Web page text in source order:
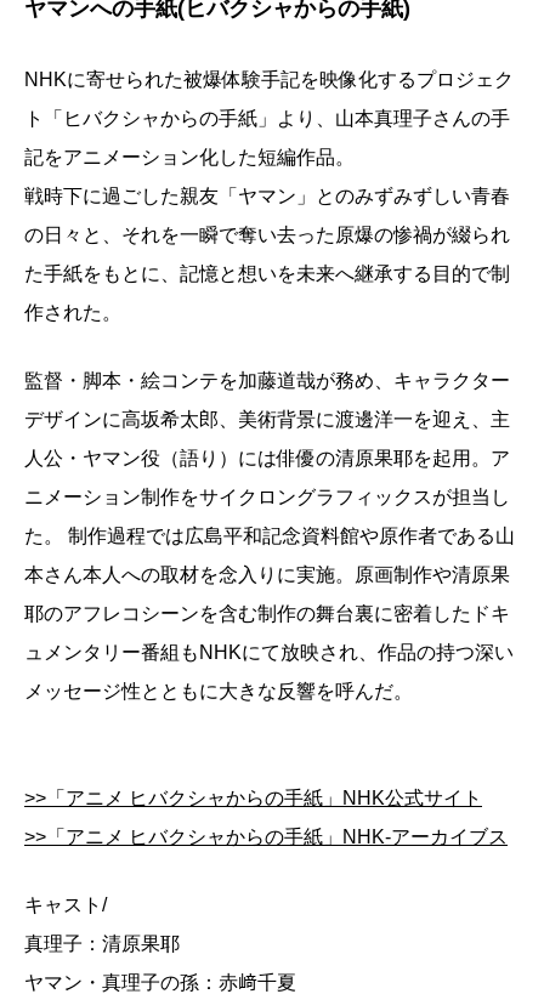
ヤマンへの手紙(ヒバクシャからの手紙)
NHKに寄せられた被爆体験手記を映像化するプロジェク
ト「ヒバクシャからの手紙」より、山本真理子さんの手
記をアニメーション化した短編作品。
戦時下に過ごした親友「ヤマン」とのみずみずしい青春
の日々と、それを一瞬で奪い去った原爆の惨禍が綴られ
た手紙をもとに、記憶と想いを未来へ継承する目的で制
作された。
監督・脚本・絵コンテを加藤道哉が務め、キャラクター
デザインに高坂希太郎、美術背景に渡邊洋一を迎え、主
人公・ヤマン役（語り）には俳優の清原果耶を起用。ア
ニメーション制作をサイクロングラフィックスが担当し
た。 制作過程では広島平和記念資料館や原作者である山
本さん本人への取材を念入りに実施。原画制作や清原果
耶のアフレコシーンを含む制作の舞台裏に密着したドキ
ュメンタリー番組もNHKにて放映され、作品の持つ深い
メッセージ性とともに大きな反響を呼んだ。
>>「アニメ ヒバクシャからの手紙」NHK公式サイト
>>「アニメ ヒバクシャからの手紙」NHK-アーカイブス
キャスト/
真理子：清原果耶
ヤマン・真理子の孫：赤﨑千夏